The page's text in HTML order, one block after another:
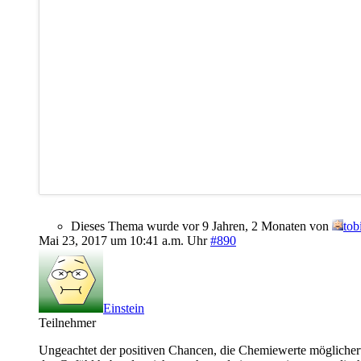
Dieses Thema wurde vor 9 Jahren, 2 Monaten von
Mai 23, 2017 um 10:41 a.m. Uhr #890
Einstein
Teilnehmer
Ungeachtet der positiven Chancen, die Chemiewerte